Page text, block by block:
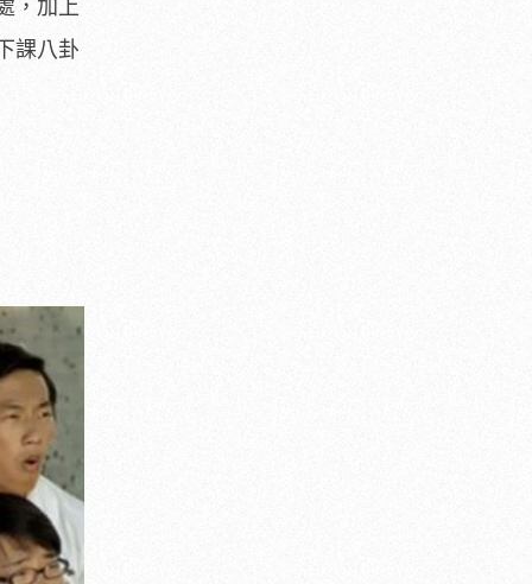
，加上
課八卦